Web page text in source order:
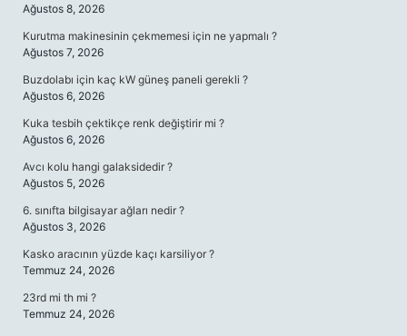
Ağustos 8, 2026
Kurutma makinesinin çekmemesi için ne yapmalı ?
Ağustos 7, 2026
Buzdolabı için kaç kW güneş paneli gerekli ?
Ağustos 6, 2026
Kuka tesbih çektikçe renk değiştirir mi ?
Ağustos 6, 2026
Avcı kolu hangi galaksidedir ?
Ağustos 5, 2026
6. sınıfta bilgisayar ağları nedir ?
Ağustos 3, 2026
Kasko aracının yüzde kaçı karsiliyor ?
Temmuz 24, 2026
23rd mi th mi ?
Temmuz 24, 2026